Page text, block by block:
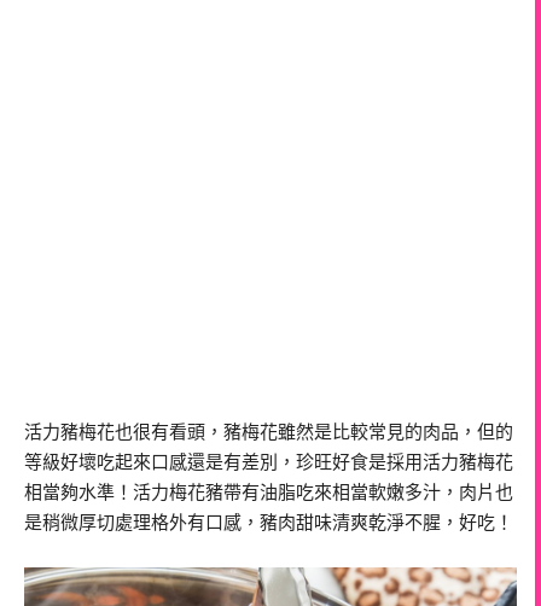
活力豬梅花也很有看頭，豬梅花雖然是比較常見的肉品，但的
等級好壞吃起來口感還是有差別，珍旺好食是採用活力豬梅花
相當夠水準！活力梅花豬帶有油脂吃來相當軟嫩多汁，肉片也
是稍微厚切處理格外有口感，豬肉甜味清爽乾淨不腥，好吃！